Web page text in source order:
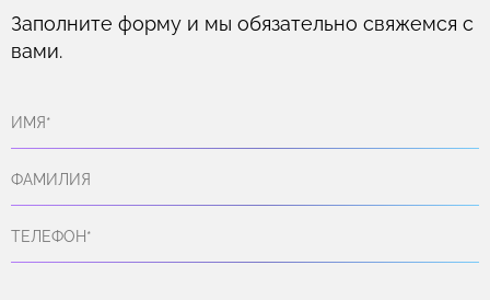
Заполните форму и мы обязательно свяжемся с
вами.